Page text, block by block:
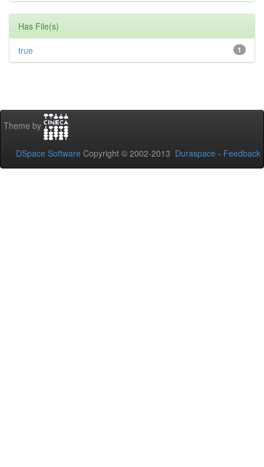
Has File(s)
1
true
Theme by
DSpace Software Copyright © 2002-2013 Duraspace - Feedback